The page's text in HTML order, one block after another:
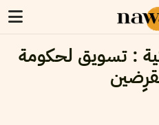
: تسويق لحكومة